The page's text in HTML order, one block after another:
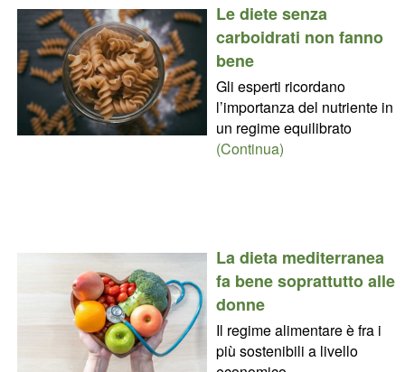
Le diete senza
carboidrati non fanno
bene
Gli esperti ricordano
l’importanza del nutriente in
un regime equilibrato
(Continua)
La dieta mediterranea
fa bene soprattutto alle
donne
Il regime alimentare è fra i
più sostenibili a livello